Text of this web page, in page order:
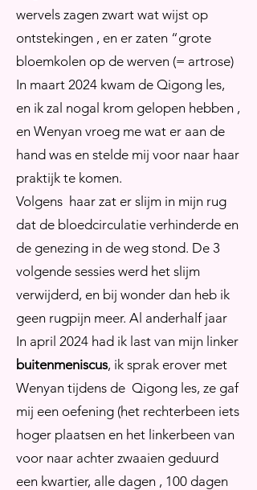
wervels zagen zwart wat wijst op
ontstekingen , en er zaten “grote
bloemkolen op de werven (= artrose)
In maart 2024 kwam de Qigong les,
en ik zal nogal krom gelopen hebben ,
en Wenyan vroeg me wat er aan de
hand was en stelde mij voor naar haar
praktijk te komen.
Volgens haar zat er slijm in mijn rug
dat de bloedcirculatie verhinderde en
de genezing in de weg stond. De 3
volgende sessies werd het slijm
verwijderd, en bij wonder dan heb ik
geen rugpijn meer. Al anderhalf jaar
In april 2024 had ik last van mijn linker
buitenmeniscus, ik sprak erover met
Wenyan tijdens de Qigong les, ze gaf
mij een oefening (het rechterbeen iets
hoger plaatsen en het linkerbeen van
voor naar achter zwaaien geduurd
een kwartier, alle dagen , 100 dagen